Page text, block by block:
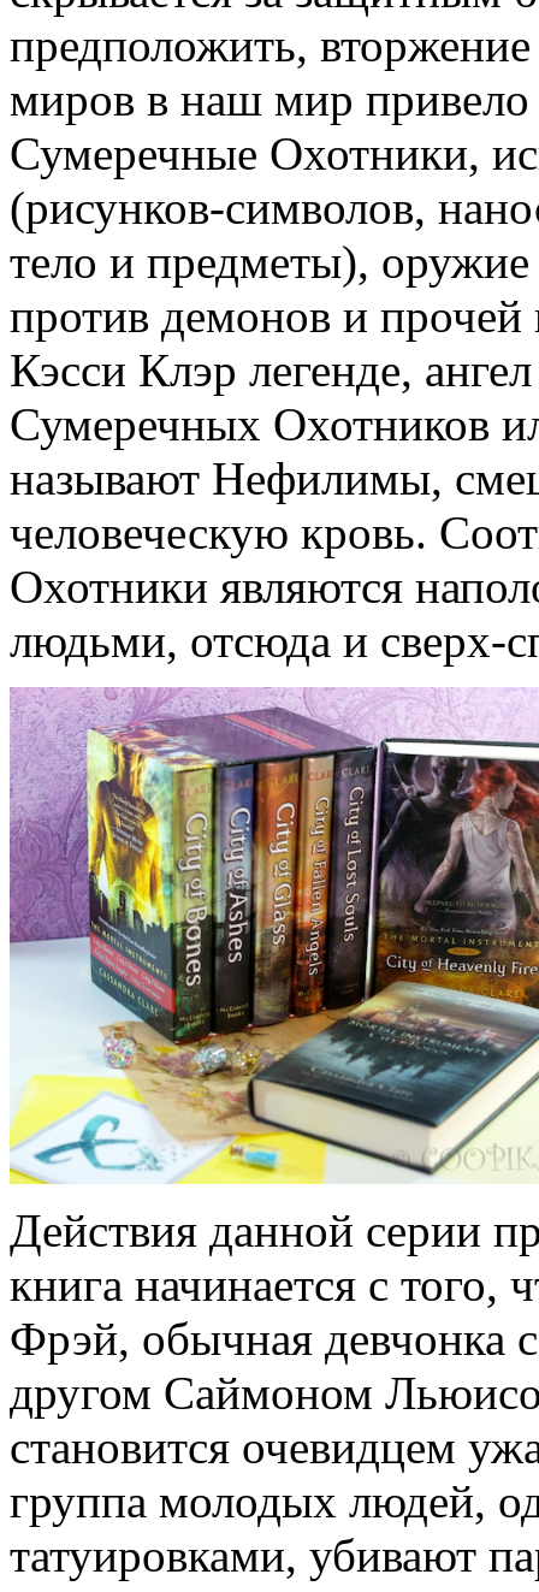
предположить,
миров в наш мир привело
Сумеречные Охотники,
(рисунков-символов,
тело и предметы),
против демонов и
Кэсси Клэр легенде,
Сумеречных Охотников
называют Нефилимы,
человеческую кровь.
Охотники являются
людьми, отсюда и сверх-
Действия данной серии
книга начинается с того,
Фрэй, обычная
другом Саймоном
становится очевидцем
группа молодых людей,
татуировками, убивают